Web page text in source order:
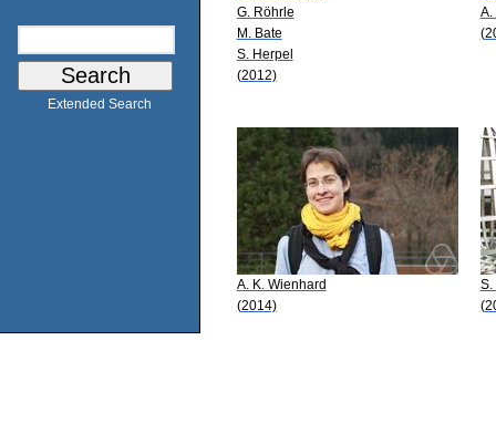
Extended Search
G. Röhrle
M. Bate
S. Herpel
(2012)
A.
A. K. Wienhard
(2014)
S.